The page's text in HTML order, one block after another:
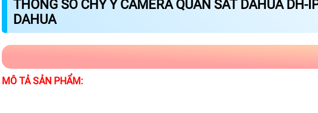
THÔNG SỐ CHÝ Ý CAMERA QUAN SÁT DAHUA
DAHUA
MÔ TẢ SẢN PHẨM: